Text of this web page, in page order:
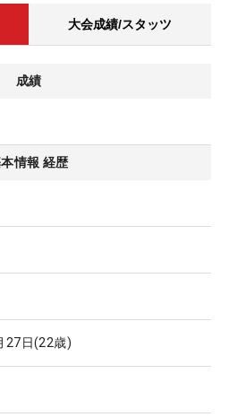
大会成績/スタッツ
成績
情報 経歴
27日(22歳)